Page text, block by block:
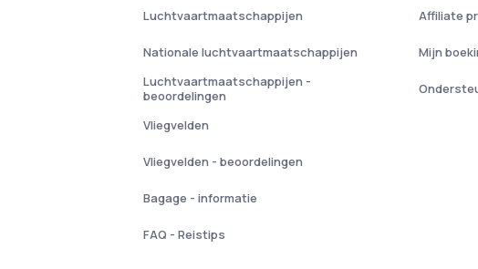
Luchtvaartmaatschappijen
Nationale luchtvaartmaatschappijen
Luchtvaartmaatschappijen -
beoordelingen
Vliegvelden
Vliegvelden - beoordelingen
Bagage - informatie
FAQ - Reistips
Affiliate
Mijn